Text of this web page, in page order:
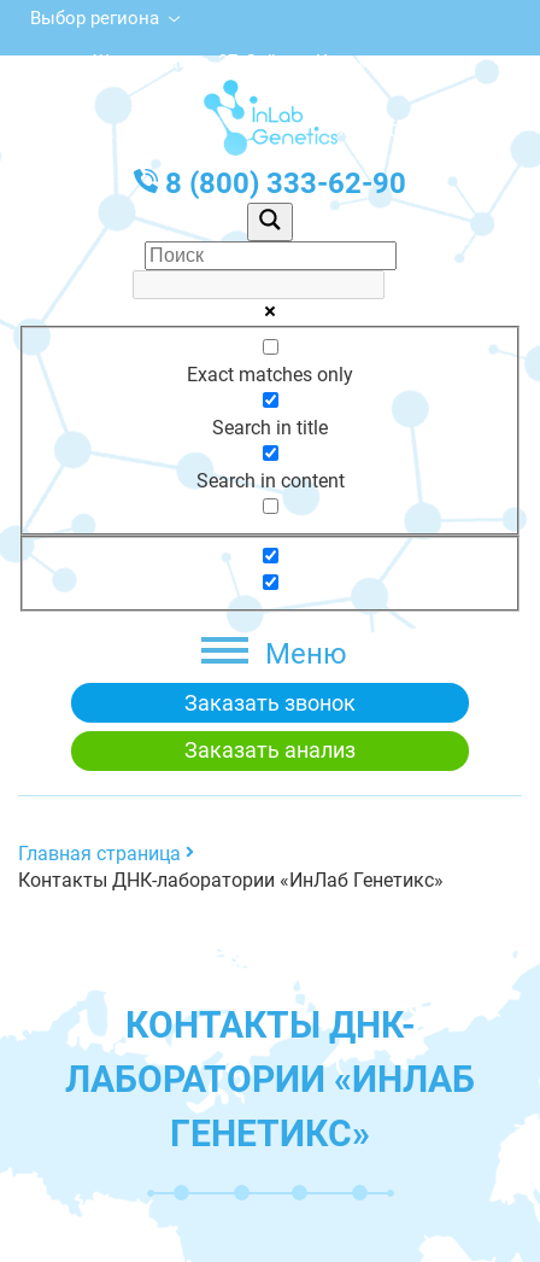
Выбор региона
ул. Жангельдина, 37, Зайсан, Казахстан
с 10:00 до 20:00
График работы: Пн-Пт с 10:00 до 20:00
8 (800) 333-62-90
Exact matches only
Search in title
Search in content
Меню
Заказать звонок
Заказать анализ
Главная страница
Контакты ДНК-лаборатории «ИнЛаб Генетикс»
КОНТАКТЫ ДНК-
ЛАБОРАТОРИИ «ИНЛАБ
ГЕНЕТИКС»